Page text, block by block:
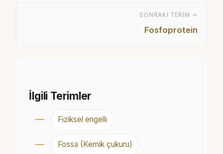
SONRAKI TERIM →
Fosfoprotein
İlgili Terimler
Fiziksel engelli
Fossa (Kemik çukuru)